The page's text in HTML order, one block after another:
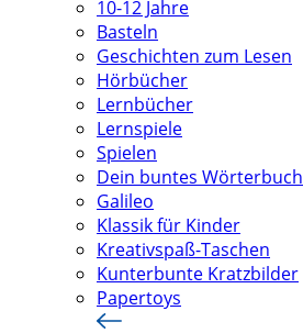
10-12 Jahre
Basteln
Geschichten zum Lesen
Hörbücher
Lernbücher
Lernspiele
Spielen
Dein buntes Wörterbuch
Galileo
Klassik für Kinder
Kreativspaß-Taschen
Kunterbunte Kratzbilder
Papertoys